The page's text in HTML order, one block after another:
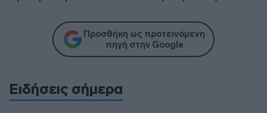
Προσθήκη ως προτεινόμενη
πηγή στην Google
Ειδήσεις σήμερα